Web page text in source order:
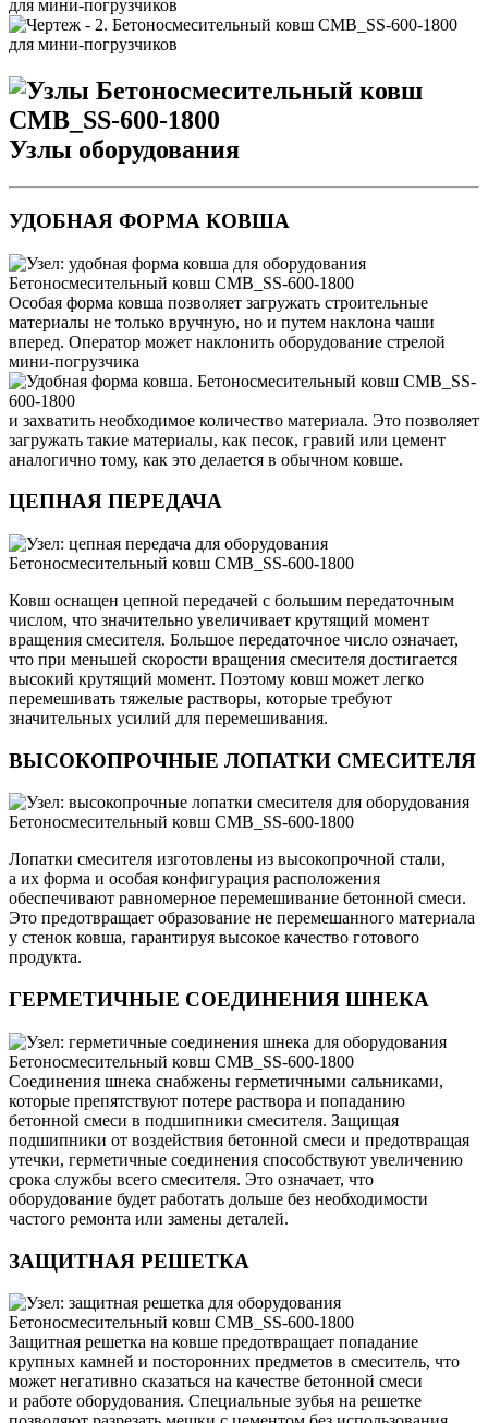
Узлы оборудования
УДОБНАЯ ФОРМА КОВША
Особая форма ковша позволяет загружать строительные
материалы не только вручную, но и путем наклона чаши
вперед. Оператор может наклонить оборудование стрелой
мини-погрузчика
и захватить необходимое количество материала. Это позволяет
загружать такие материалы, как песок, гравий или цемент
аналогично тому, как это делается в обычном ковше.
ЦЕПНАЯ ПЕРЕДАЧА
Ковш оснащен цепной передачей с большим передаточным
числом, что значительно увеличивает крутящий момент
вращения смесителя. Большое передаточное число означает,
что при меньшей скорости вращения смесителя достигается
высокий крутящий момент. Поэтому ковш может легко
перемешивать тяжелые растворы, которые требуют
значительных усилий для перемешивания.
ВЫСОКОПРОЧНЫЕ ЛОПАТКИ СМЕСИТЕЛЯ
Лопатки смесителя изготовлены из высокопрочной стали,
а их форма и особая конфигурация расположения
обеспечивают равномерное перемешивание бетонной смеси.
Это предотвращает образование не перемешанного материала
у стенок ковша, гарантируя высокое качество готового
продукта.
ГЕРМЕТИЧНЫЕ СОЕДИНЕНИЯ ШНЕКА
Соединения шнека снабжены герметичными сальниками,
которые препятствуют потере раствора и попаданию
бетонной смеси в подшипники смесителя. Защищая
подшипники от воздействия бетонной смеси и предотвращая
утечки, герметичные соединения способствуют увеличению
срока службы всего смесителя. Это означает, что
оборудование будет работать дольше без необходимости
частого ремонта или замены деталей.
ЗАЩИТНАЯ РЕШЕТКА
Защитная решетка на ковше предотвращает попадание
крупных камней и посторонних предметов в смеситель, что
может негативно сказаться на качестве бетонной смеси
и работе оборудования. Специальные зубья на решетке